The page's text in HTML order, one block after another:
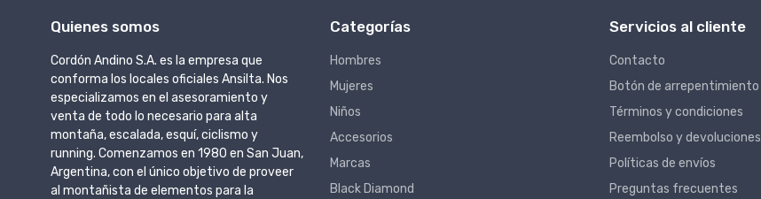
Quienes somos
Cordón Andino S.A. es la empresa que
conforma los locales oficiales Ansilta. Nos
especializamos en el asesoramiento y
venta de todo lo necesario para alta
montaña, escalada, esquí, ciclismo y
running. Comenzamos en 1980 en San Juan,
Argentina, con el único objetivo de proveer
al montañista de elementos para la
Categorías
Hombres
Mujeres
Niños
Accesorios
Marcas
Black Diamond
Servicios al cliente
Contacto
Botón de arrepentimiento
Términos y condiciones
Reembolso y devoluciones
Políticas de envíos
Preguntas frecuentes